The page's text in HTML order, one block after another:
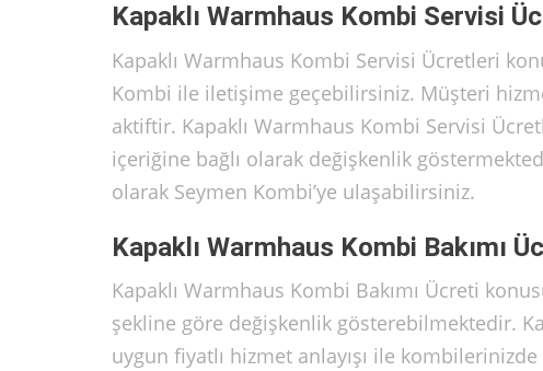
Kapaklı Warmhaus Kombi Servisi
Kapaklı Warmhaus Kombi Servisi Ücretleri
Kombi ile iletişime geçebilirsiniz. Müşteri
aktiftir. Kapaklı Warmhaus Kombi Servisi
içeriğine bağlı olarak değişkenlik
olarak Seymen Kombi’ye ulaşabilirsiniz.
Kapaklı Warmhaus Kombi Bakımı
Kapaklı Warmhaus Kombi Bakımı Ücreti
şekline göre değişkenlik gösterebilmektedir.
uygun fiyatlı hizmet anlayışı ile